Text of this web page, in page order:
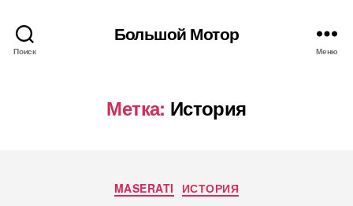
Поиск
Большой Мотор
Меню
Метка: История
Рубрики
MASERATI ИСТОРИЯ